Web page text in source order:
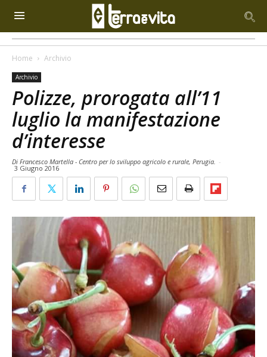
Home Archivio
Archivio
Polizze, prorogata all’11
luglio la manifestazione
d’interesse
Di Francesco Martella - Centro per lo sviluppo agricolo e rurale, Perugia. -
3 Giugno 2016